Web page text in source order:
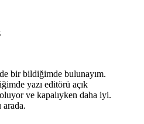
bir bildiğimde bulunayım.
yazı editörü açık
ve kapalıyken daha iyi.